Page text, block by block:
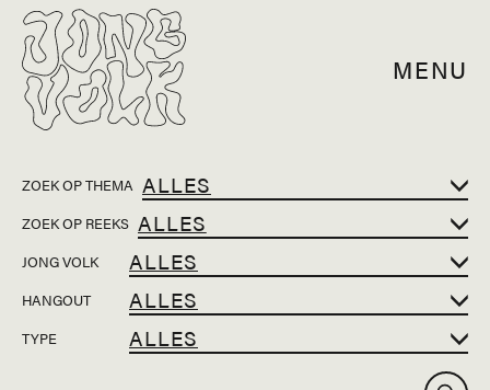
MENU
ZOEK OP THEMA
ZOEK OP REEKS
JONG VOLK
HANGOUT
TYPE